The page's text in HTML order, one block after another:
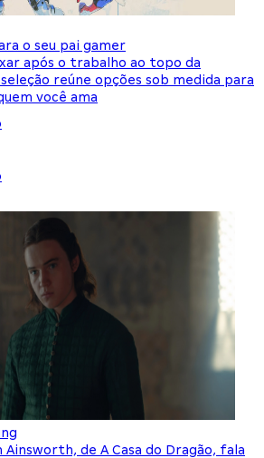
o seu pai gamer
após o trabalho ao topo da
reúne opções sob medida para
você ama
de A Casa do Dragão, fala